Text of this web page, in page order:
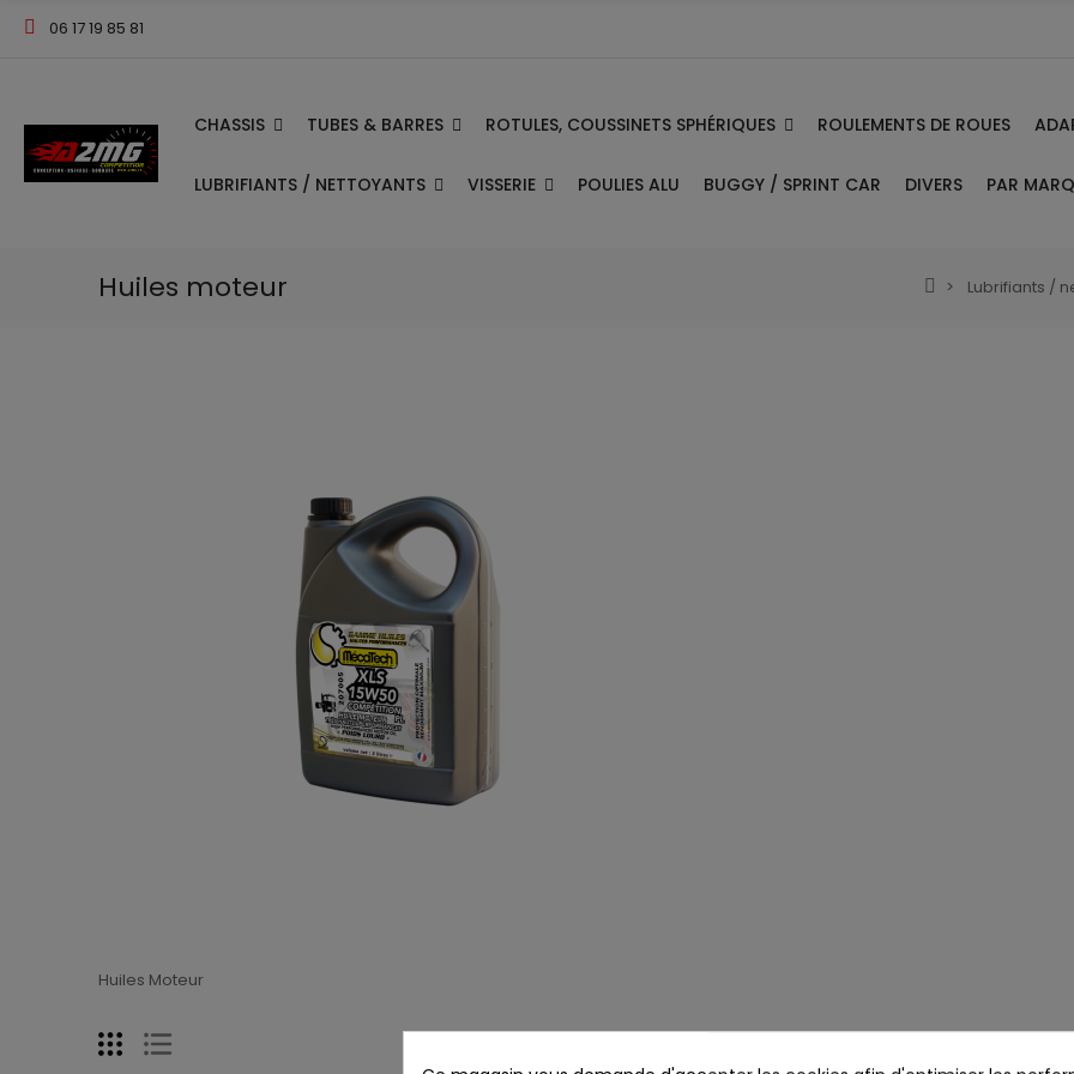
06 17 19 85 81
CHASSIS TUBES & BARRES ROTULES, COUSSINETS SPHÉRIQUES ROULEMENTS DE ROUES
LUBRIFIANTS / NETTOYANTS VISSERIE POULIES ALU BUGGY / SPRINT CAR DIVERS PAR
Huiles moteur Lubrifiants /
Huiles Moteur